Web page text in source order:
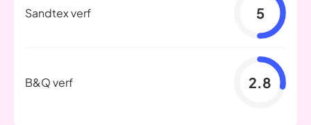
Sandtex verf 5
B&Q verf 2.8